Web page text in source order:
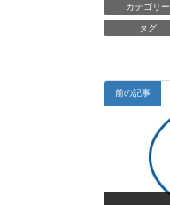
カテゴリー
タグ
前の記事